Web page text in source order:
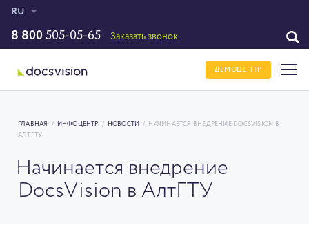
RU
8 800 505-05-65 Заказать звонок
ДЕМОЦЕНТР
ГЛАВНАЯ / ИНФОЦЕНТР / НОВОСТИ /
НАЧИНАЕТСЯ ВНЕДРЕНИЕ DOCSVISION В
АЛТГТУ
Начинается внедрение
DocsVision в АлтГТУ